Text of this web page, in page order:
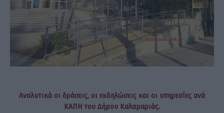
Αναλυτικά οι δράσεις, οι εκδηλώσεις και οι υπηρεσίες ανά
ΚΑΠΗ του Δήμου Καλαμαριάς.